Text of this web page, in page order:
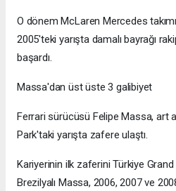
O dönem McLaren Mercedes
2005'teki yarışta damalı bayrağı
başardı.
Massa'dan üst üste 3 galibiyet
Ferrari sürücüsü Felipe Massa, art
Park'taki yarışta zafere ulaştı.
Kariyerinin ilk zaferini Türkiye
Brezilyalı Massa, 2006, 2007 ve